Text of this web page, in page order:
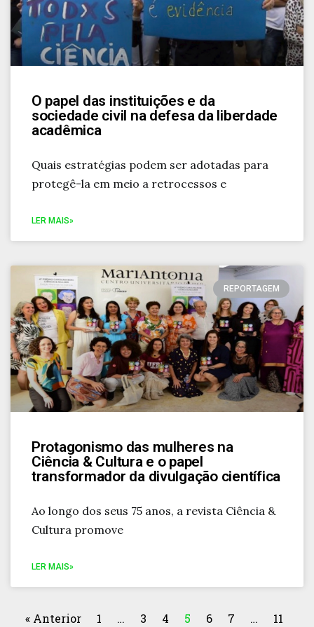
O papel das instituições e da
sociedade civil na defesa da liberdade
acadêmica
Quais estratégias podem ser adotadas para
protegê-la em meio a retrocessos e
LER MAIS»
REPORTAGEM
Protagonismo das mulheres na
Ciência & Cultura e o papel
transformador da divulgação científica
Ao longo dos seus 75 anos, a revista Ciência &
Cultura promove
LER MAIS»
« Anterior 1 … 3 4 5 6 7 …
11